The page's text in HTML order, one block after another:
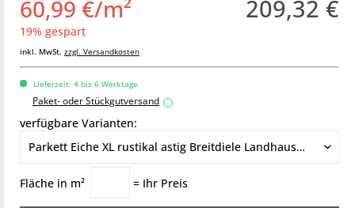
209,32 €
60,99 €/m²
19% gespart
inkl. MwSt. zzgl. Versandkosten
Lieferzeit: 4 bis 6 Werktage
Paket- oder Stückgutversand i
verfügbare Varianten:
Fläche in m² = Ihr Preis